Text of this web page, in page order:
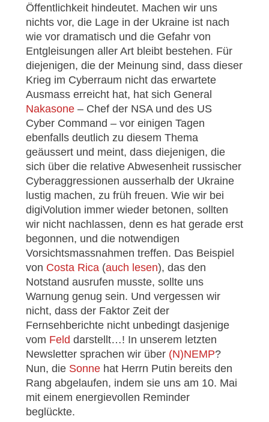
Öffentlichkeit hindeutet. Machen wir uns
nichts vor, die Lage in der Ukraine ist nach
wie vor dramatisch und die Gefahr von
Entgleisungen aller Art bleibt bestehen. Für
diejenigen, die der Meinung sind, dass dieser
Krieg im Cyberraum nicht das erwartete
Ausmass erreicht hat, hat sich General
Nakasone– Chef der NSA und des US
Cyber Command – vor einigen Tagen
ebenfalls deutlich zu diesem Thema
geäussert und meint, dass diejenigen, die
sich über die relative Abwesenheit russischer
Cyberaggressionen ausserhalb der Ukraine
lustig machen, zu früh freuen. Wie wir bei
digiVolution immer wieder betonen, sollten
wir nicht nachlassen, denn es hat gerade erst
begonnen, und die notwendigen
Vorsichtsmassnahmen treffen. Das Beispiel
von Costa Rica (auch lesen), das den
Notstand ausrufen musste, sollte uns
Warnung genug sein. Und vergessen wir
nicht, dass der Faktor Zeit der
Fernsehberichte nicht unbedingt dasjenige
vom Feld darstellt…! In unserem letzten
Newsletter sprachen wir über (N)NEMP?
Nun, die Sonnehat Herrn Putin bereits den
Rang abgelaufen, indem sie uns am 10. Mai
mit einem energievollen Reminder
beglückte.